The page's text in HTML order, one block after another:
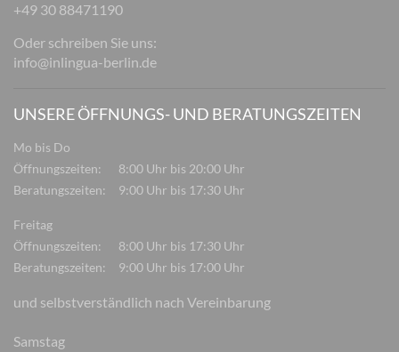
+49 30 88471190
Oder schreiben Sie uns:
info@inlingua-berlin.de
UNSERE ÖFFNUNGS- UND BERATUNGSZEITEN
Mo bis Do
Öffnungszeiten:
8:00 Uhr bis 20:00 Uhr
Beratungszeiten:
9:00 Uhr bis 17:30 Uhr
Freitag
Öffnungszeiten:
8:00 Uhr bis 17:30 Uhr
Beratungszeiten:
9:00 Uhr bis 17:00 Uhr
und selbstverständlich nach Vereinbarung
Samstag